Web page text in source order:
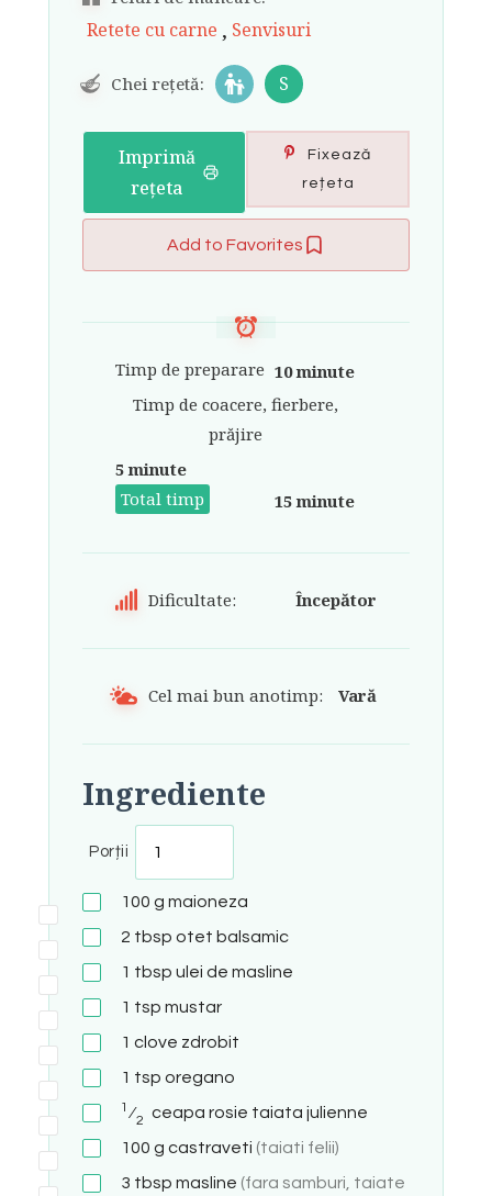
Retete cu carne , Senvisuri
Chei rețetă: S
Imprimă
rețeta
Fixează
rețeta
Add to Favorites
Timp de preparare 10 minute
Timp de coacere, fierbere,
prăjire
5 minute
Total timp
15 minute
Dificultate: Începător
Cel mai bun anotimp: Vară
Ingrediente
Porții
100 g maioneza
2 tbsp otet balsamic
1 tbsp ulei de masline
1 tsp mustar
1 clove zdrobit
1 tsp oregano
1 ⁄2
ceapa rosie taiata julienne
100 g castraveti (taiati felii)
3 tbsp masline (fara samburi, taiate